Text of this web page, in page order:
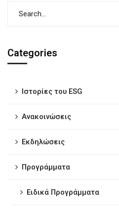
Categories
Iστορίες του ESG
Ανακοινώσεις
Εκδηλώσεις
Προγράμματα
Ειδικά Προγράμματα